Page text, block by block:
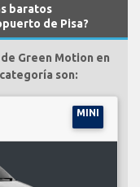
baratos
de Pisa?
Green Motion en
son:
MINI